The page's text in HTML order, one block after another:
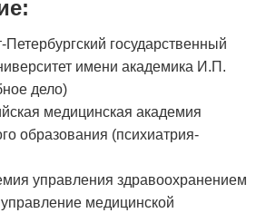
государственный
имени академика И.П.
дело)
медицинская академия
образования (психиатрия-
управления здравоохранением
медицинской